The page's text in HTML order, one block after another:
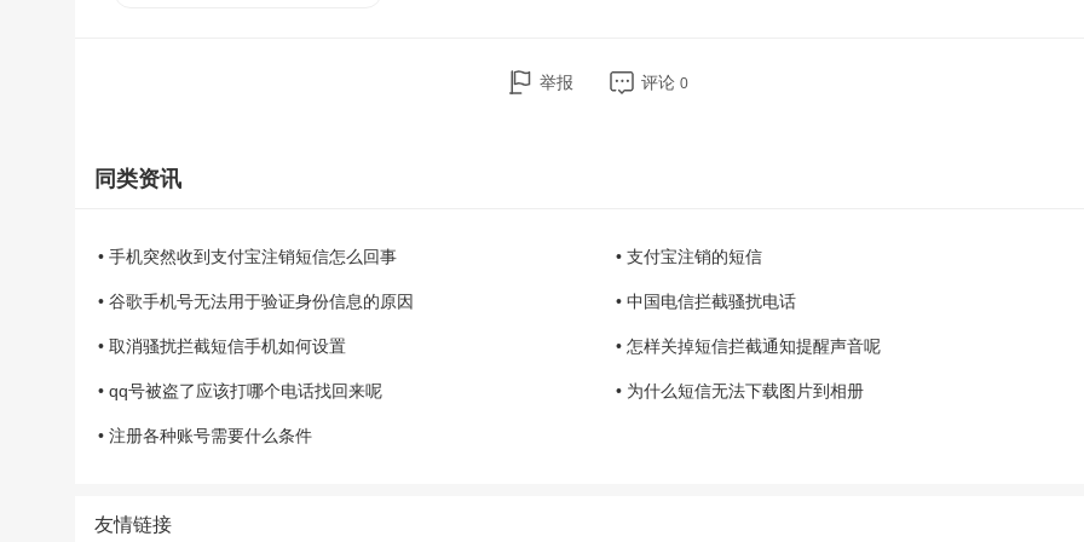
举报 评论 0
同类资讯
• 手机突然收到支付宝注销短信怎么回事 • 支付宝注销的短信
• 谷歌手机号无法用于验证身份信息的原因 • 中国电信拦截骚扰电话
• 取消骚扰拦截短信手机如何设置 • 怎样关掉短信拦截通知提醒声音呢
• qq号被盗了应该打哪个电话找回来呢 • 为什么短信无法下载图片到相册
• 注册各种账号需要什么条件
友情链接